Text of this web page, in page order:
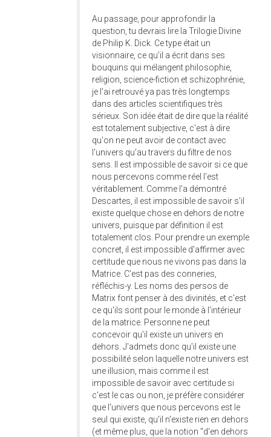
Au passage, pour approfondir la
question, tu devrais lire la Trilogie Divine
de Philip K. Dick. Ce type était un
visionnaire, ce qu'il a écrit dans ses
bouquins qui mélangent philosophie,
religion, science-fiction et schizophrénie,
je l'ai retrouvé ya pas très longtemps
dans des articles scientifiques très
sérieux. Son idée était de dire que la réalité
est totalement subjective, c'est à dire
qu'on ne peut avoir de contact avec
l'univers qu'au travers du filtre de nos
sens. Il est impossible de savoir si ce que
nous percevons comme réel l'est
véritablement. Comme l'a démontré
Descartes, il est impossible de savoir s'il
existe quelque chose en dehors de notre
univers, puisque par définition il est
totalement clos. Pour prendre un exemple
concret, il est impossible d'affirmer avec
certitude que nous ne vivons pas dans la
Matrice. C'est pas des conneries,
réfléchis-y. Les noms des persos de
Matrix font penser à des divinités, et c'est
ce qu'ils sont pour le monde à l'intérieur
de la matrice. Personne ne peut
concevoir qu'il existe un univers en
dehors. J'admets donc qu'il existe une
possibilité selon laquelle notre univers est
une illusion, mais comme il est
impossible de savoir avec certitude si
c'est le cas ou non, je préfère considérer
que l'univers que nous percevons est le
seul qui existe, qu'il n'existe rien en dehors
(et même plus, que la notion "d'en dehors